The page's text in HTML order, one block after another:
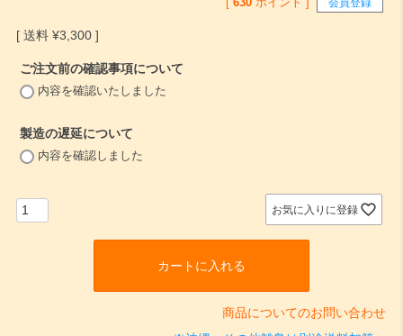
630 ポイント ] 会員登録
¥3,300
ご注文前の確認事項について
内容を確認いたしました
製造の遅延について
(
内容を確認しました
お気に入りに登録
カートに入れる
商品についてのお問い合わせ